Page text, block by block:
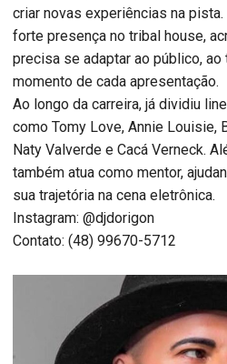
criar novas experiências na
forte presença no tribal house,
precisa se adaptar ao público,
momento de cada apresentação.
Ao longo da carreira, já dividiu
como Tomy Love, Annie Louisie,
Naty Valverde e Cacá Verneck.
também atua como mentor,
sua trajetória na cena eletrônica.
Instagram: @djdorigon
Contato: (48) 99670-5712